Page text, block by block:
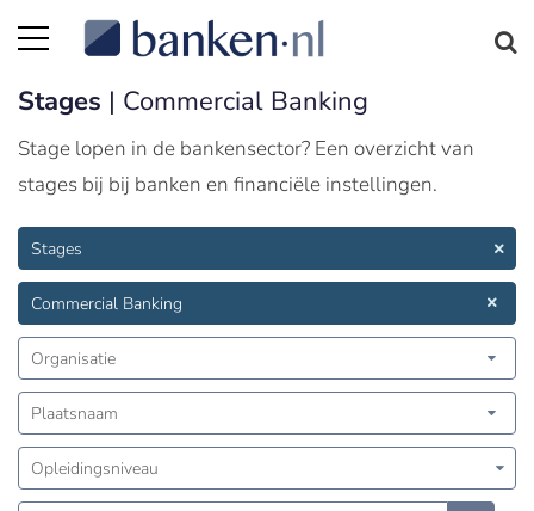
Stages | Commercial Banking
Stage lopen in de bankensector? Een overzicht van
stages bij bij banken en financiële instellingen.
Stages
Commercial Banking
Organisatie
Plaatsnaam
Opleidingsniveau